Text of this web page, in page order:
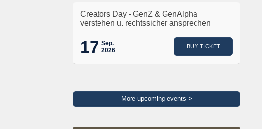
Creators Day - GenZ & GenAlpha
verstehen u. rechtssicher ansprechen
17 Sep.
2026
BUY TICKET
More upcoming events >